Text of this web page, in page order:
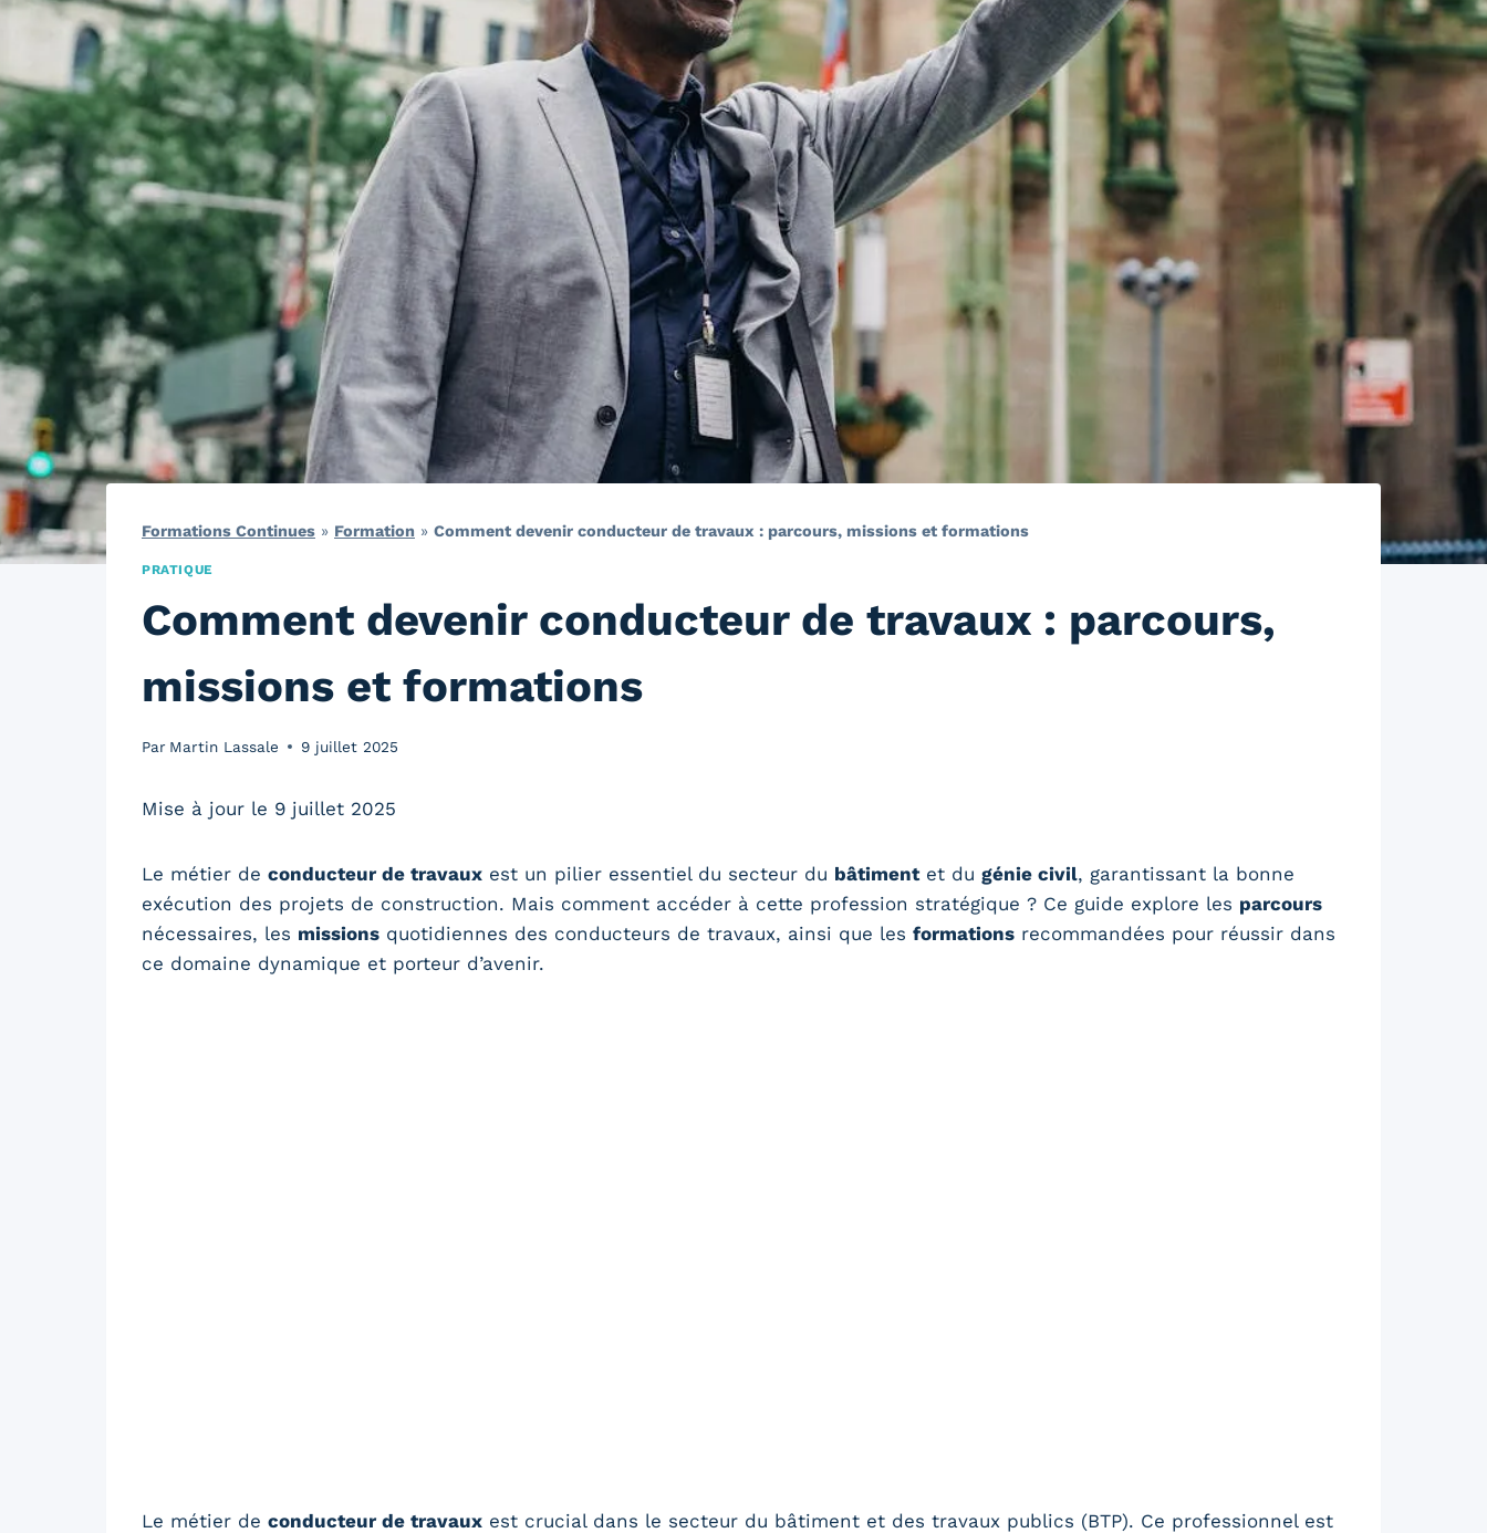
Formations Continues » Formation » Comment devenir conducteur de travaux : parcours, missions et formations
PRATIQUE
Comment devenir conducteur de travaux : parcours,
missions et formations
Par Martin Lassale 9 juillet 2025
Mise à jour le 9 juillet 2025
Le métier de conducteur de travaux est un pilier essentiel du secteur du bâtimentet du génie civil, garantissant la bonne
exécution des projets de construction. Mais comment accéder à cette profession stratégique ? Ce guide explore les parcours
nécessaires, les missions quotidiennes des conducteurs de travaux, ainsi que les formations recommandées pour réussir dans
ce domaine dynamique et porteur d’avenir.
Le métier de conducteur de travaux est crucial dans le secteur du bâtiment et des travaux publics (BTP). Ce professionnel est